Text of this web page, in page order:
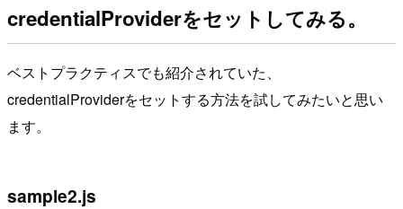
credentialProviderをセットしてみる。
ベストプラクティスでも紹介されていた、
credentialProviderをセットする方法を試してみたいと思い
ます。
sample2.js